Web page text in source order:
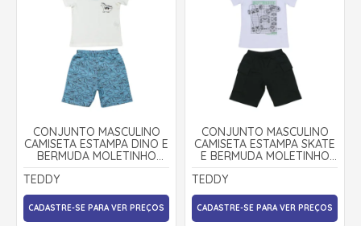
CONJUNTO MASCULINO
CAMISETA ESTAMPA DINO E
BERMUDA MOLETINHO
18266 - TEDDY
TEDDY
CADASTRE-SE PARA VER PREÇOS
CONJUNTO MASCULINO
CAMISETA ESTAMPA SKATE
E BERMUDA MOLETINHO
17632 - TEDDY
TEDDY
CADASTRE-SE PARA VER PREÇOS